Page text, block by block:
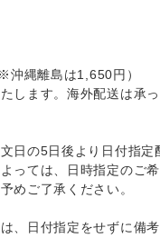
縄離島は1,650円）
します。海外配送は承っ
日の5日後より日付指定
っては、日時指定のご
めご了承ください。
、日付指定をせずに備